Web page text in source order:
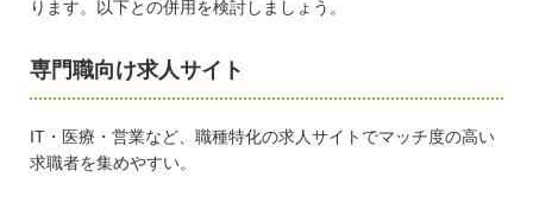
ります。以下との併用を検討しましょう。
専門職向け求人サイト
IT・医療・営業など、職種特化の求人サイトでマッチ度の高い
求職者を集めやすい。